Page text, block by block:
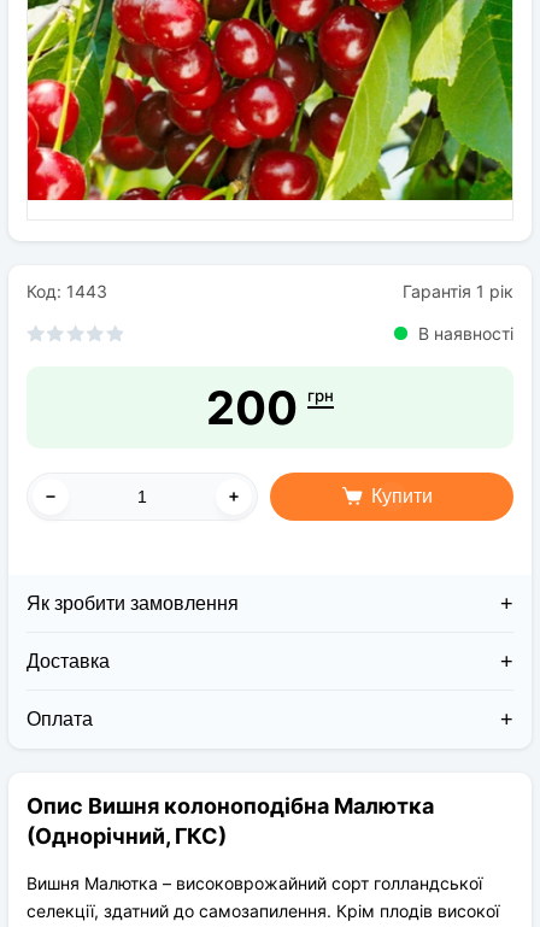
Насіння
Добрива
Засоби захисту рослин
Код: 1443 Гарантія 1 рік
В наявності
200 грн
Купити
Як зробити замовлення
Доставка
курьерскими службами:
транспортировки вплоть до 14 дней (с учётом
хранения на складе).
Оплата
На карту приват банка перед отправкой;
По выставленному счёту (реквизитам
юридического лица);
Опис Вишня колоноподібна Малютка
(Однорічний, ГКС)
Вишня Малютка – високоврожайний сорт голландської
селекції, здатний до самозапилення. Крім плодів високої